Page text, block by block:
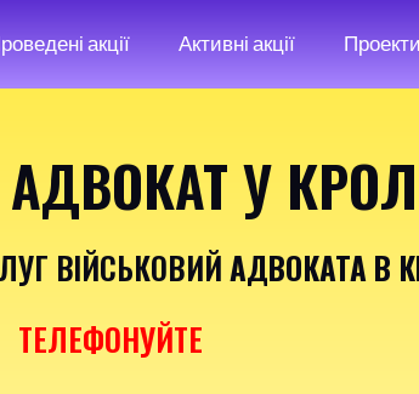
акції Активні акції Проекти
У
ВІЙСЬКОВИЙАДВОКАТА В
ТЕЛЕФОНУЙТЕ